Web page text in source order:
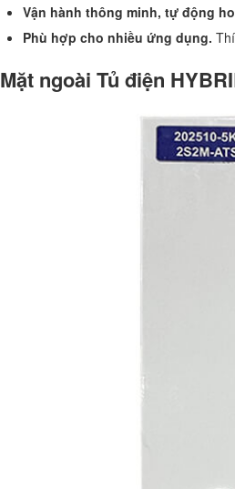
Vận hành thông minh, tự động
Phù hợp cho nhiều ứng dụng.
Mặt ngoài Tủ điện